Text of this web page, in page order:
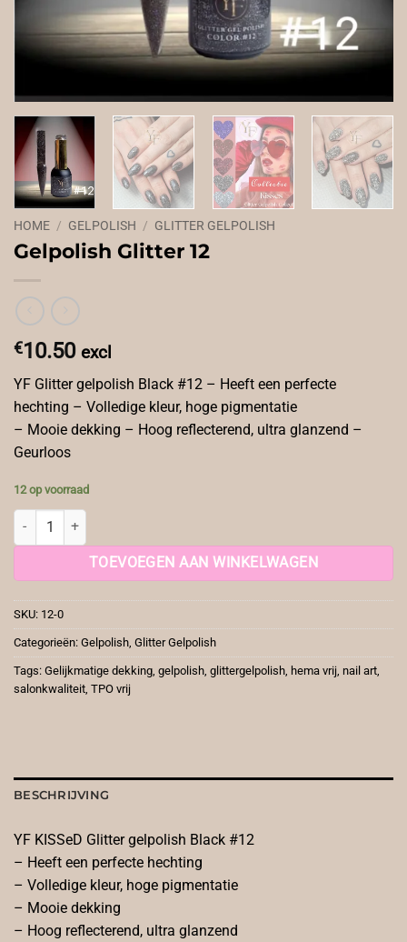
HOME / GELPOLISH / GLITTER GELPOLISH
Gelpolish Glitter 12
€10.50 excl
YF Glitter gelpolish Black #12 – Heeft een perfecte
hechting – Volledige kleur, hoge pigmentatie
– Mooie dekking – Hoog reflecterend, ultra glanzend –
Geurloos
12 op voorraad
Gelpolish Glitter 12 aantal
TOEVOEGEN AAN WINKELWAGEN
SKU: 12-0
Categorieën: Gelpolish Glitter Gelpolish
Tags: Gelijkmatige dekking gelpolish glittergelpolish hema vrij nail art
salonkwaliteit TPO vrij
BESCHRIJVING
YF KISSeD Glitter gelpolish Black #12
– Heeft een perfecte hechting
– Volledige kleur, hoge pigmentatie
– Mooie dekking
– Hoog reflecterend, ultra glanzend